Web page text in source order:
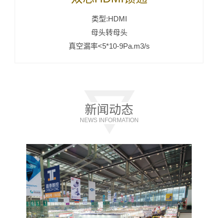
类型:HDMI
母头转母头
真空漏率<5*10-9Pa.m3/s
新闻动态
NEWS INFORMATION